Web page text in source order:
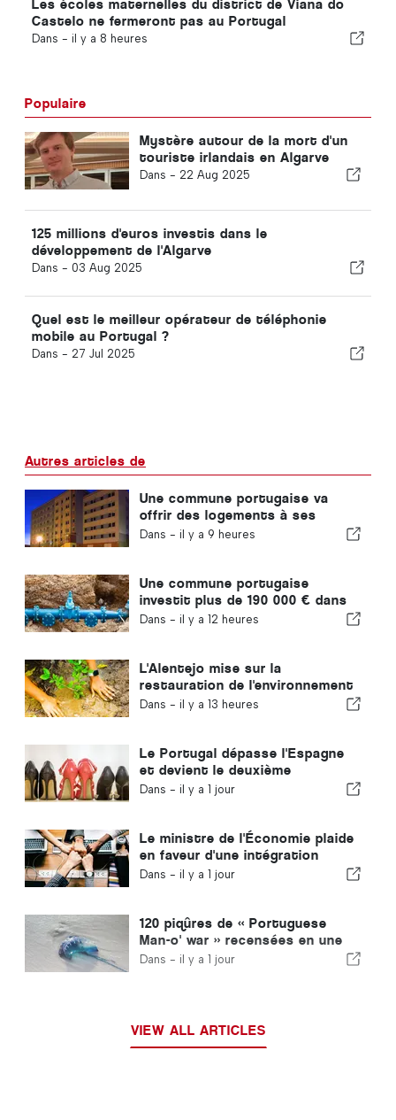
Les écoles maternelles du district de Viana do
Castelo ne fermeront pas au Portugal
Dans - il y a 8 heures
Populaire
Mystère autour de la mort d'un
touriste irlandais en Algarve
Dans - 22 Aug 2025
125 millions d'euros investis dans le
développement de l'Algarve
Dans - 03 Aug 2025
Quel est le meilleur opérateur de téléphonie
mobile au Portugal ?
Dans - 27 Jul 2025
Autres articles de
Une commune portugaise va
offrir des logements à ses
habitants
Dans - il y a 9 heures
Une commune portugaise
investit plus de 190 000 € dans
l'approvisionnement en eau
Dans - il y a 12 heures
L'Alentejo mise sur la
restauration de l'environnement
grâce aux fonds européens
Dans - il y a 13 heures
Le Portugal dépasse l'Espagne
et devient le deuxième
producteur européen de
Dans - il y a 1 jour
Le ministre de l'Économie plaide
en faveur d'une intégration
encadrée et garantit une
Dans - il y a 1 jour
120 piqûres de « Portuguese
Man-o' war » recensées en une
seule journée
Dans - il y a 1 jour
VIEW ALL ARTICLES